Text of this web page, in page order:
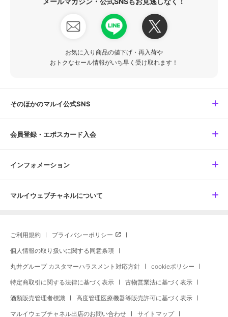
お気に入り商品の値下げ・再入荷や
おトクなセール情報がいち早く受け取れます！
そのほかのマルイ公式SNS
会員登録・エポスカード入会
インフォメーション
マルイウェブチャネルについて
ご利用規約 プライバシーポリシー
個人情報の取り扱いに関する同意条項
丸井グループ カスタマーハラスメント対応方針 cookieポリシー
特定商取引に関する法律に基づく表示 古物営業法に基づく表示
酒類販売管理者標識 高度管理医療機器等販売許可に基づく表示
マルイウェブチャネル出店のお問い合わせ サイトマップ